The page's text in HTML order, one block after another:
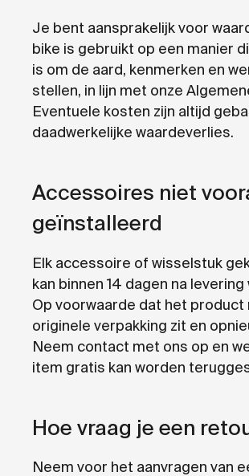
Je bent aansprakelijk voor
bike is gebruikt op een manier
is om de aard, kenmerken en
stellen, in lijn met onze
Eventuele kosten zijn altijd
daadwerkelijke waardeverlies.
Accessoires niet
geïnstalleerd
Elk accessoire of wisselstuk
kan binnen 14 dagen na
Op voorwaarde dat het
originele verpakking zit en
Neem contact met ons op en
item gratis kan worden
Hoe vraag je een
Neem voor het aanvragen van